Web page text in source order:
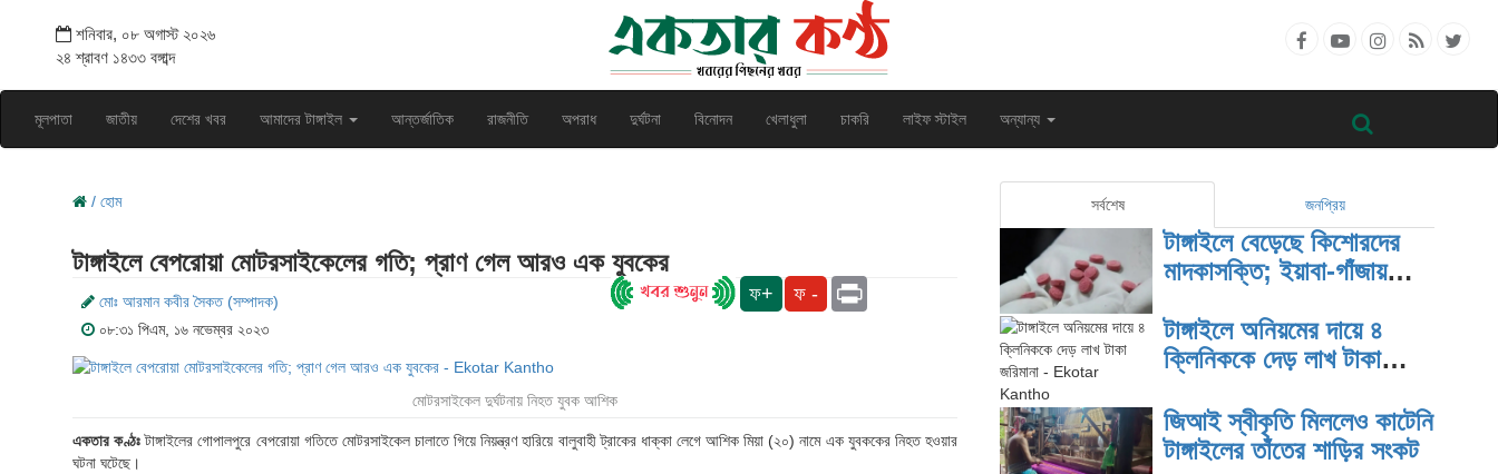
শনিবার, ০৮ অগাস্ট ২০২৬
২৪ শ্রাবণ ১৪৩৩ বঙ্গাব্দ
মূলপাতা জাতীয় দেশের খবর আমাদের টাঙ্গাইল আন্তর্জাতিক রাজনীতি অপরাধ দুর্ঘটনা বিনোদন খেলাধুলা চাকরি লাইফ স্টাইল অন্যান্য
/ হোম
টাঙ্গাইলে বেপরোয়া মোটরসাইকেলের গতি; প্রাণ গেল আরও এক যুবকের
মোঃ আরমান কবীর সৈকত (সম্পাদক)
০৮:৩১ পিএম, ১৬ নভেম্বর ২০২৩
ফ+ ফ - Print
মোটরসাইকেল দুর্ঘটনায় নিহত যুবক আশিক
একতার কণ্ঠঃটাঙ্গাইলের গোপালপুরে বেপরোয়া গতিতে মোটরসাইকেল চালাতে গিয়ে নিয়ন্ত্রণ হারিয়ে বালুবাহী ট্রাকের ধাক্কা লেগে আশিক মিয়া (২০) নামে এক যুবককের নিহত হওয়ার
ঘটনা ঘটেছে।
সর্বশেষ জনপ্রিয়
টাঙ্গাইলে বেড়েছে কিশোরদের
মাদকাসক্তি; ইয়াবা-গাঁজায়
টাঙ্গাইলে অনিয়মের দায়ে ৪
ক্লিনিককে দেড় লাখ টাকা
জিআই স্বীকৃতি মিললেও কাটেনি
টাঙ্গাইলের তাঁতের শাড়ির সংকট